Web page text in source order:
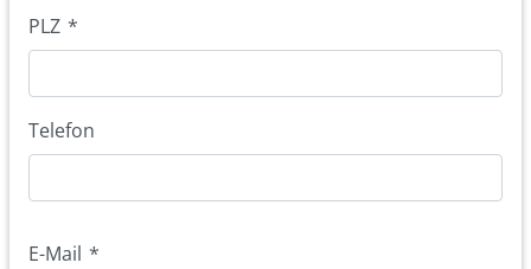
PLZ *
Telefon
E-Mail *